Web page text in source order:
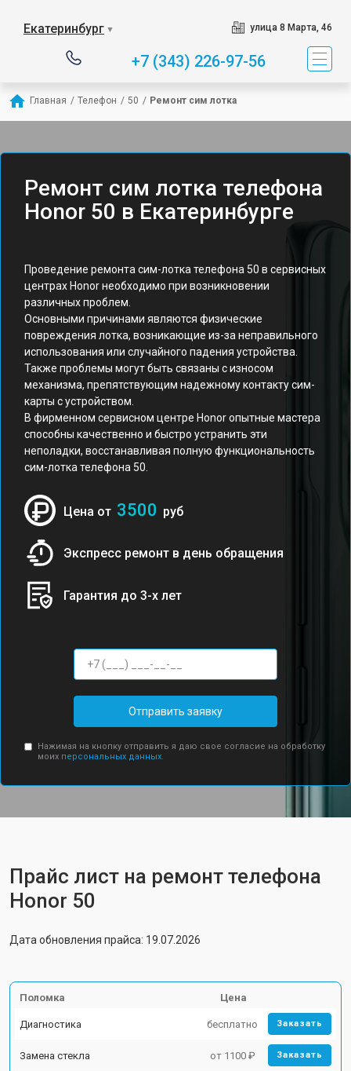
Екатеринбург ▼ улица 8 Марта, 46
+7 (343) 226-97-56
Главная / Телефон / 50 / Ремонт сим лотка
Ремонт сим лотка телефона
Honor 50 в Екатеринбурге
Проведение ремонта сим-лотка телефона 50 в сервисных
центрах Honor необходимо при возникновении
различных проблем.
Основными причинами являются физические
повреждения лотка, возникающие из-за неправильного
использования или случайного падения устройства.
Также проблемы могут быть связаны с износом
механизма, препятствующим надежному контакту сим-
карты с устройством.
В фирменном сервисном центре Honor опытные мастера
способны качественно и быстро устранить эти
неполадки, восстанавливая полную функциональность
сим-лотка телефона 50.
Цена от 3500 руб
Экспресс ремонт в день обращения
Гарантия до 3-х лет
Отправить заявку
Нажимая на кнопку отправить я даю свое согласие на обработку
моих персональных данных.
Прайс лист на ремонт телефона
Honor 50
Дата обновления прайса: 19.07.2026
Поломка Цена
Диагностика бесплатно Заказать
Замена стекла от 1100 ₽ Заказать